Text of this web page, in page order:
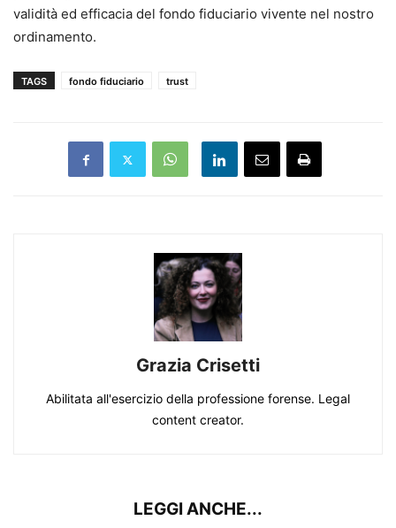
validità ed efficacia del fondo fiduciario vivente nel nostro
ordinamento.
TAGS fondo fiduciario trust
Grazia Crisetti
Abilitata all'esercizio della professione forense. Legal
content creator.
LEGGI ANCHE...